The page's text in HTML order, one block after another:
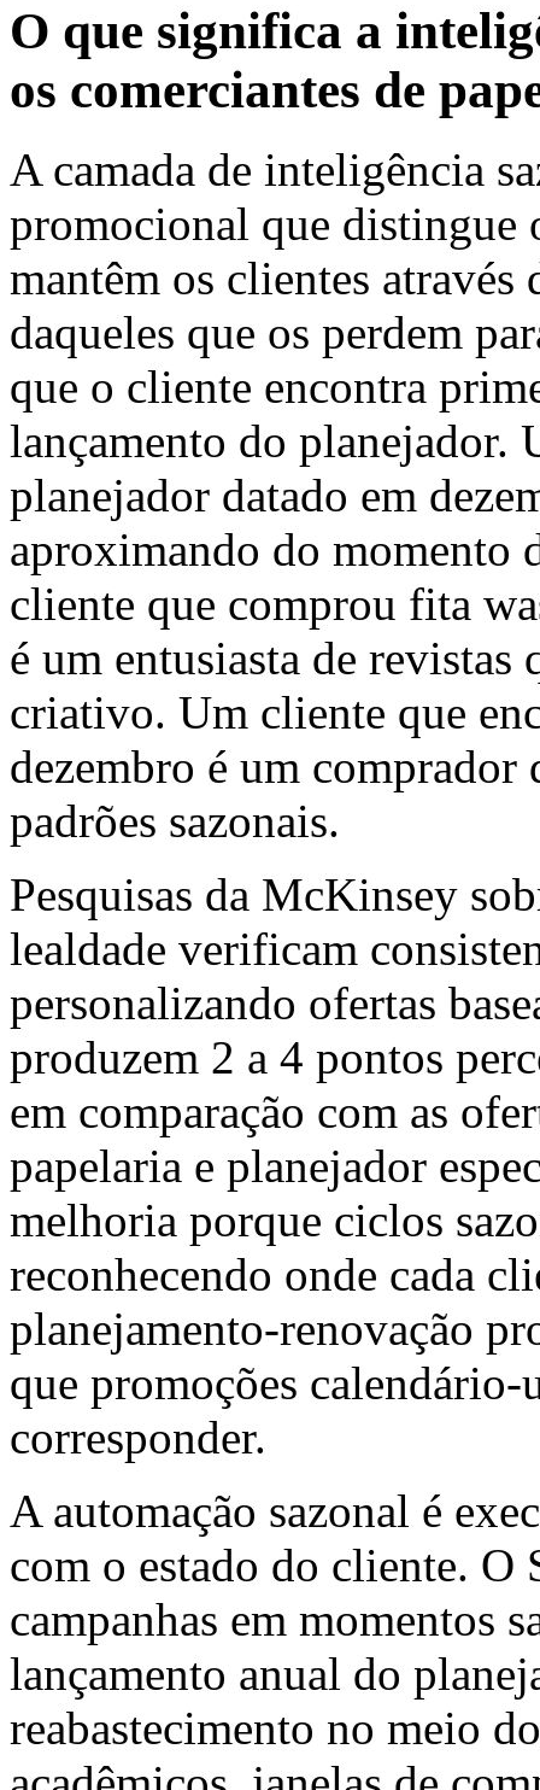
O que significa a
os comerciantes de
A camada de inteligência
promocional que distingue
mantêm os clientes
daqueles que os perdem
que o cliente encontra
lançamento do planejador.
planejador datado em
aproximando do momento
cliente que comprou fita
é um entusiasta de revistas
criativo. Um cliente que
dezembro é um comprador
padrões sazonais.
Pesquisas da McKinsey
lealdade verificam
personalizando ofertas
produzem 2 a 4 pontos
em comparação com as
papelaria e planejador
melhoria porque ciclos
reconhecendo onde cada
planejamento-renovação
que promoções
corresponder.
A automação sazonal é
com o estado do cliente.
campanhas em momentos
lançamento anual do
reabastecimento no meio